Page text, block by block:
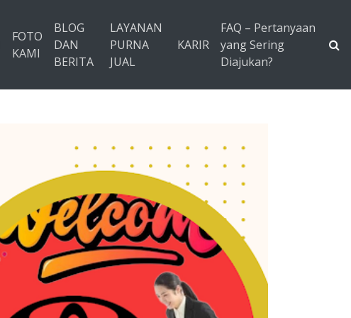
FOTO
KAMI
BLOG
DAN
BERITA
LAYANAN
PURNA
JUAL
KARIR
FAQ – Pertanyaan
yang Sering
Diajukan?